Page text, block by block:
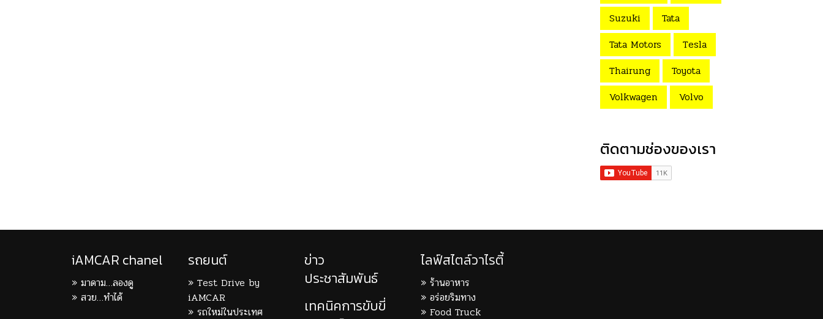
Suzuki
Tata
Tata Motors
Tesla
Thairung
Toyota
Volkwagen
Volvo
ติดตามช่องของเรา
iAMCAR chanel
มาดาม…ลองดู
สวย…ทำได้
รถยนต์
Test Drive by
iAMCAR
รถใหม่ในประเทศ
ข่าว
ประชาสัมพันธ์
เทคนิคการขับขี่
ไลฟ์สไตล์วาไรตี้
ร้านอาหาร
อร่อยริมทาง
Food Truck